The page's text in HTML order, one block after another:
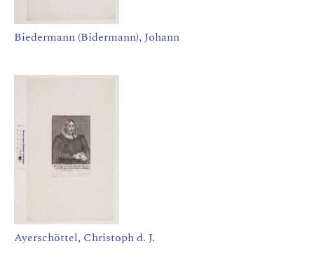
Biedermann (Bidermann), Johann
Ayerschöttel, Christoph d. J.